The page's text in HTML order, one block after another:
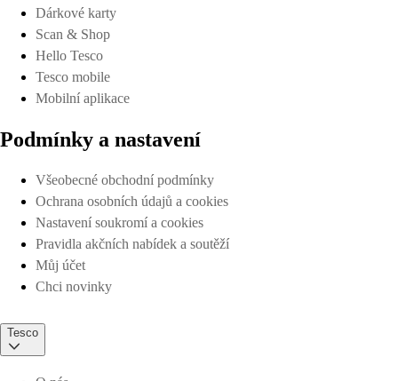
Dárkové karty
Scan & Shop
Hello Tesco
Tesco mobile
Mobilní aplikace
Podmínky a nastavení
Všeobecné obchodní podmínky
Ochrana osobních údajů a cookies
Nastavení soukromí a cookies
Pravidla akčních nabídek a soutěží
Můj účet
Chci novinky
Tesco